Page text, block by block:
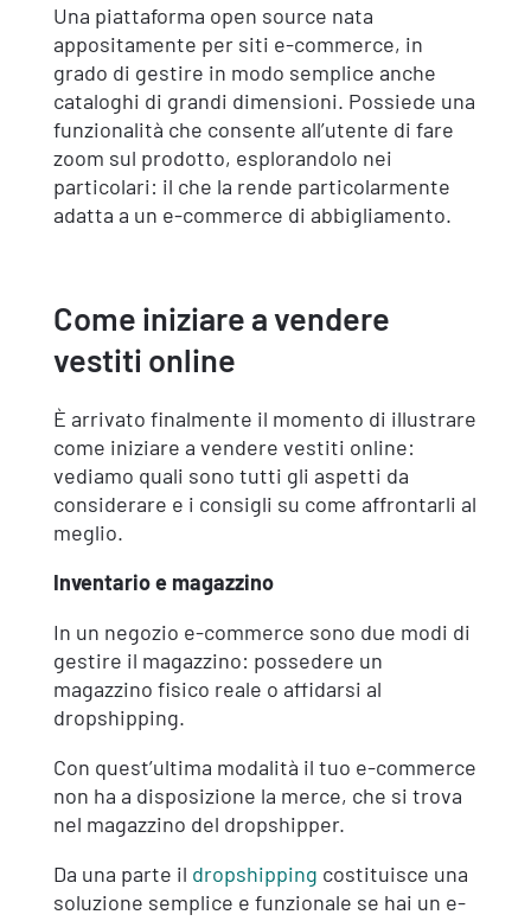
Una piattaforma open source nata
appositamente per siti e-commerce, in
grado di gestire in modo semplice anche
cataloghi di grandi dimensioni. Possiede una
funzionalità che consente all’utente di fare
zoom sul prodotto, esplorandolo nei
particolari: il che la rende particolarmente
adatta a un e-commerce di abbigliamento.
Come iniziare a vendere
vestiti online
È arrivato finalmente il momento di illustrare
come iniziare a vendere vestiti online:
vediamo quali sono tutti gli aspetti da
considerare e i consigli su come affrontarli al
meglio.
Inventario e magazzino
In un negozio e-commerce sono due modi di
gestire il magazzino: possedere un
magazzino fisico reale o affidarsi al
dropshipping.
Con quest’ultima modalità il tuo e-commerce
non ha a disposizione la merce, che si trova
nel magazzino del dropshipper.
Da una parte il dropshipping costituisce una
soluzione semplice e funzionale se hai un e-